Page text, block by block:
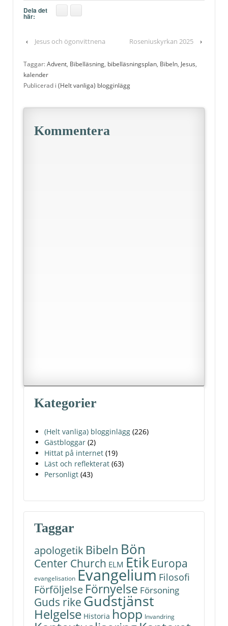
Dela det
här:
‹ Jesus och ögonvittnena Roseniuskyrkan 2025 ›
Taggar:Advent, Bibelläsning, bibelläsningsplan, Bibeln, Jesus,
kalender
Publicerad i (Helt vanliga) blogginlägg
Kommentera
Kategorier
(Helt vanliga) blogginlägg (226)
Gästbloggar (2)
Hittat på internet (19)
Läst och reflekterat (63)
Personligt (43)
Taggar
apologetik Bibeln Bön
Center Church ELM Etik Europa
evangelisation Evangelium Filosofi
Förföljelse Förnyelse Försoning
Guds rike Gudstjänst
Helgelse Historia hopp Invandring